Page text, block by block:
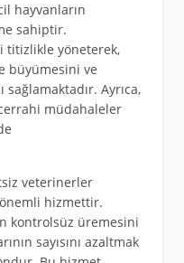
hayvanların
sahiptir.
titizlikle yöneterek,
büyümesini ve
sağlamaktadır. Ayrıca,
müdahaleler
veterinerler
hizmettir.
kontrolsüz üremesini
sayısını azaltmak